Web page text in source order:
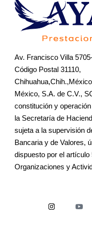
Av. Francisco Villa
Código Postal 31110,
México, S.A. de C.V.,
constitución y
la Secretaría de
sujeta a la supervisión
Bancaria y de Valores,
dispuesto por el
Organizaciones y